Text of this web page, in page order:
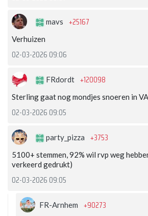
mavs +25167
Verhuizen
02-03-2026 09:06
FRdordt +120098
Sterling gaat nog mondjes snoeren in
02-03-2026 09:05
party_pizza +3753
5100+ stemmen, 92% wil rvp weg
verkeerd gedrukt)
02-03-2026 09:05
FR-Arnhem +90273